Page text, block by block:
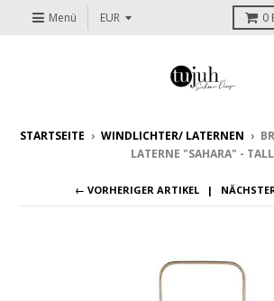
Menü 0
STARTSEITE › WINDLICHTER/ LATERNEN ›
LATERNE "SAHARA" - TALL
← VORHERIGER ARTIKEL